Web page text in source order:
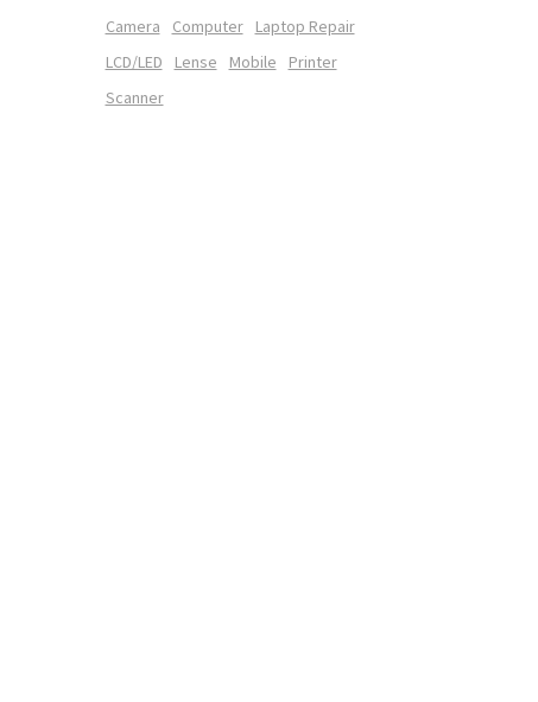
Camera Computer
Laptop Repair
LCD/LED
Lense Mobile
Printer
Scanner